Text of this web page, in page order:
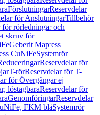
FörslutningarReservdelar
för AnslutningarTillbehör
för rörledningar och
skruv för
Geberit Mapress
CuNiFeSystemrör
Reservdelar för
T-rörReservdelar för T-
för Övergångar ej
löstagbaraReservdelar för
GenomföringarReservdelar
FKM blåSystemrör